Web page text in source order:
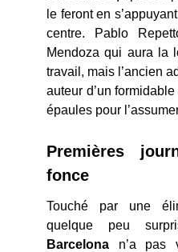
le feront en
centre. Pablo
Mendoza qui aura la
travail, mais l’ancien
auteur d’un
épaules pour
Premières
fonce
Touché par une
quelque peu
Barcelona n’a pas